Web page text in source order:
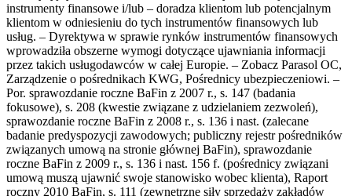
instrumenty finansowe i/lub – doradza klientom lub potencjalnym
klientom w odniesieniu do tych instrumentów finansowych lub
usług. – Dyrektywa w sprawie rynków instrumentów finansowych
wprowadziła obszerne wymogi dotyczące ujawniania informacji
przez takich usługodawców w całej Europie. – Zobacz Parasol OC,
Zarządzenie o pośrednikach KWG, Pośrednicy ubezpieczeniowi. –
Por. sprawozdanie roczne BaFin z 2007 r., s. 147 (badania
fokusowe), s. 208 (kwestie związane z udzielaniem zezwoleń),
sprawozdanie roczne BaFin z 2008 r., s. 136 i nast. (zalecane
badanie predyspozycji zawodowych; publiczny rejestr pośredników
związanych umową na stronie głównej BaFin), sprawozdanie
roczne BaFin z 2009 r., s. 136 i nast. 156 f. (pośrednicy związani
umową muszą ujawnić swoje stanowisko wobec klienta), Raport
roczny 2010 BaFin, s. 111 (zewnętrzne siły sprzedaży zakładów